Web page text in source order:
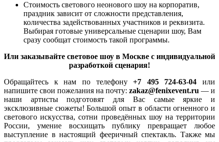
Стоимость светового неонового шоу на корпоратив,
праздник зависит от сложности представления,
количества задействованных участников и реквизита.
Выбирая готовые универсальные сценарии шоу, Вам
сразу сообщат стоимость такой программы.
Или заказывайте световое шоу в Москве с индивидуальной
разработкой сценария!
Обращайтесь к нам по телефону+7 495 724-63-04 или
напишите свои пожелания на почту: zakaz@fenixevent.ru — и
наши артисты подготовят для Вас самые яркие и
эксклюзивные сюжеты! Большой опыт в области огненного и
светового искусства, сотни проведённых шоу на территории
России, умение восхищать публику превращает любое
выступление в настоящий фееричный спектакль. Также мы